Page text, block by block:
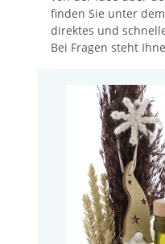
finden Sie unter
direktes und
Bei Fragen steht